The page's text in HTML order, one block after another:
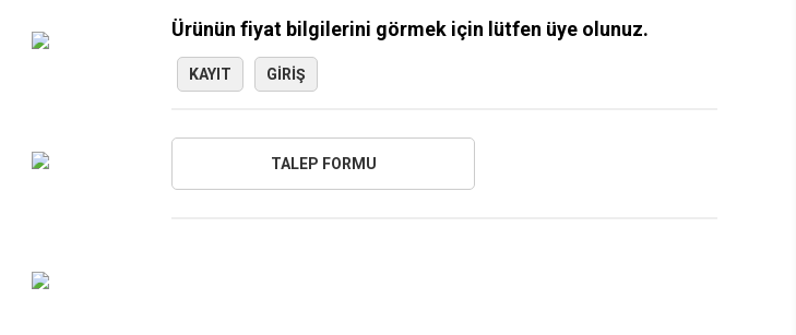
Ürünün fiyat bilgilerini görmek için lütfen üye olunuz.
KAYIT GIRIŞ